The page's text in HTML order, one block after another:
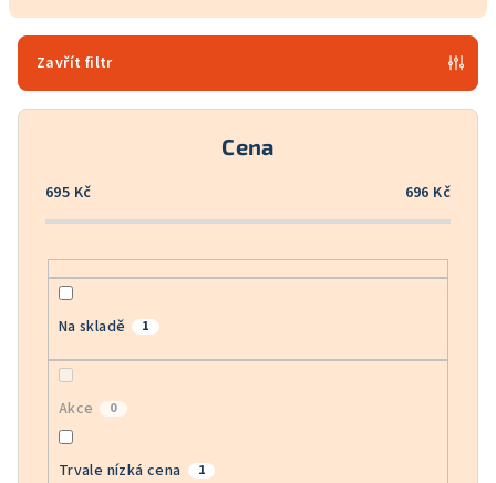
r
o
Zavřít filtr
Cena
695 Kč 696 Kč
Na skladě 1
Akce 0
Trvale nízká cena 1